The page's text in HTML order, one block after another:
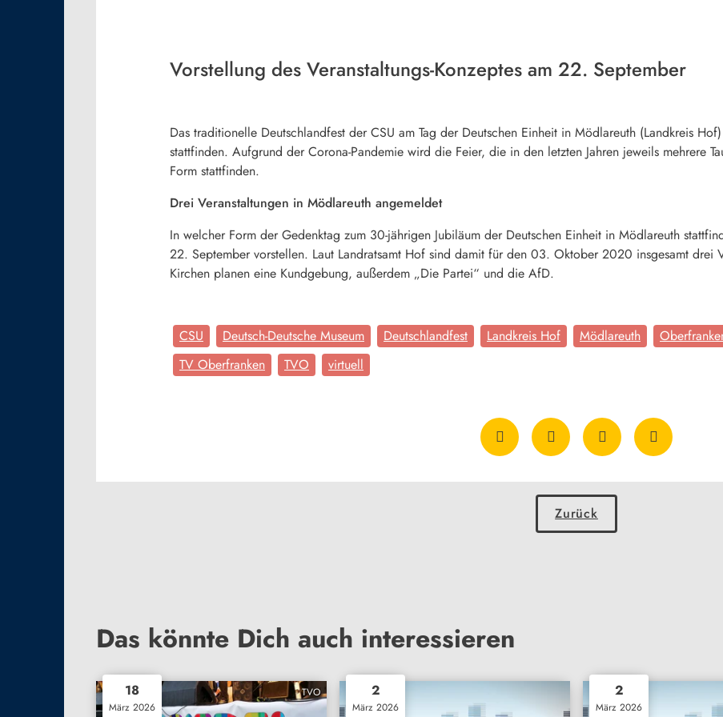
Vorstellung des Veranstaltungs-Konzeptes am 22. September
Das traditionelle Deutschlandfest der CSU am Tag der Deutschen Einheit in Mödlareuth (Landkreis
stattfinden. Aufgrund der Corona-Pandemie wird die Feier, die in den letzten Jahren jeweils mehrere
Form stattfinden.
Drei Veranstaltungen in Mödlareuth angemeldet
In welcher Form der Gedenktag zum 30-jährigen Jubiläum der Deutschen Einheit in Mödlareuth
22. September vorstellen. Laut Landratsamt Hof sind damit für den 03. Oktober 2020 insgesamt drei
Kirchen planen eine Kundgebung, außerdem „Die Partei“ und die AfD.
CSU Deutsch-Deutsche Museum Deutschlandfest Landkreis Hof Mödlareuth
TV Oberfranken
TVO virtuell
Zurück
Das könnte Dich auch interessieren
TVO
18
März 2026
2
März 2026
2
März 2026